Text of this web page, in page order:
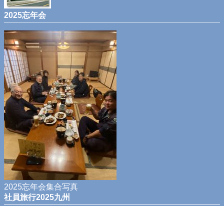
2025忘年会
2025忘年会集合写真
社員旅行2025九州